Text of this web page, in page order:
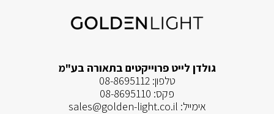
גולדן לייט פרוייקטים בתאורה בע"מ
טלפון:08-8695112
פקס: 08-8695110
אימייל: sales@golden-light.co.il